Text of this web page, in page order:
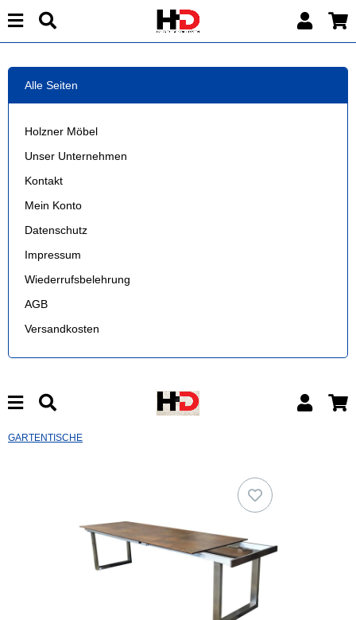
Alle Seiten
Holzner Möbel
Unser Unternehmen
Kontakt
Mein Konto
Datenschutz
Impressum
Wiederrufsbelehrung
AGB
Versandkosten
GARTENTISCHE